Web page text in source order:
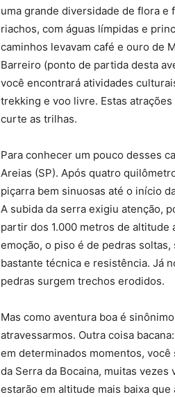
uma grande diversidade de flora e
riachos, com águas límpidas e
caminhos levavam café e ouro de
Barreiro (ponto de partida desta
você encontrará atividades
trekking e voo livre. Estas
curte as trilhas.
Para conhecer um pouco desses
Areias (SP). Após quatro
piçarra bem sinuosas até o início
A subida da serra exigiu atenção,
partir dos 1.000 metros de altitude
emoção, o piso é de pedras
bastante técnica e resistência. Já
pedras surgem trechos erodidos.
Mas como aventura boa é
atravessarmos. Outra coisa
em determinados momentos,
da Serra da Bocaina, muitas vezes
estarão em altitude mais baixa que